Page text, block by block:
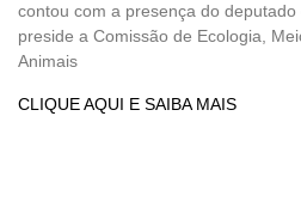
contou com a presença do
preside a Comissão de Ecologia,
Animais
CLIQUE AQUI E SAIBA MAIS